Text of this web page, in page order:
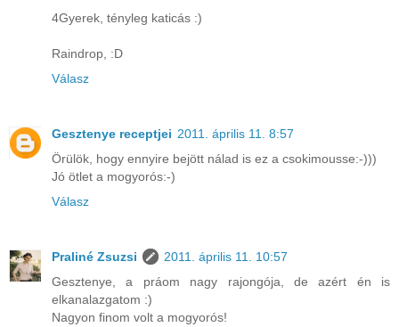
4Gyerek, tényleg katicás :)
Raindrop, :D
Válasz
Gesztenye receptjei 2011. április 11. 8:57
Örülök, hogy ennyire bejött nálad is ez a csokimousse:-)))
Jó ötlet a mogyorós:-)
Válasz
Praliné Zsuzsi
2011. április 11. 10:57
Gesztenye, a práom nagy rajongója, de azért én is
elkanalazgatom :)
Nagyon finom volt a mogyorós!